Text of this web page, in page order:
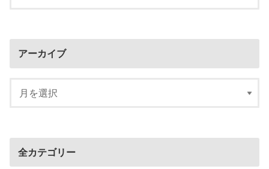
アーカイブ
全カテゴリー